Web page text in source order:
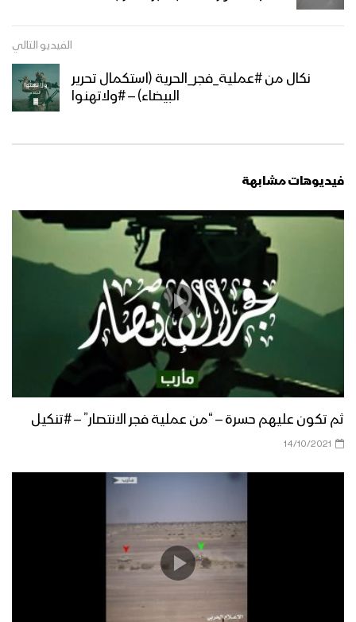
عملية فجر الحرية – “هزيمة واندحار العناصر
مديريتي الصومعة ومسورة – البيضاء”
المشاهد الكاملة لـعملية فجر الحرية “تحرير
مديريتي الصومعة ومسورة – البيضاء”
إيجاز صحفي للقوات المسلحة يكشف عن
تفاصيل ومشاهد عملية فجر الحرية “تحرير
مديريتي الصومعة ومسورة – البيضاء”
الفيديو التالي
نكال من #عملية_فجر_الحرية (استكمال تحرير
البيضاء) – #ولاتهنوا
فيديوهات مشابهة
ثم تكون عليهم حسرة – “من عملية فجر الانتصار” – #تنكيل
14/10/2021